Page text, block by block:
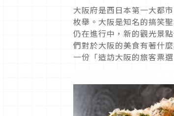
大阪府是西日本第一大都
枚舉。大阪是知名的搞笑
仍在進行中，新的觀光景
們對於大阪的美食有著什
一份「造訪大阪的旅客票